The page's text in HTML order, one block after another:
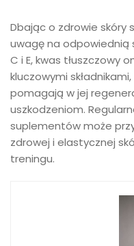
Dbając o zdrowie
uwagę na
C i E, kwas tłuszczowy
kluczowymi
pomagają w jej
uszkodzeniom.
suplementów może
zdrowej i elastycznej
treningu.